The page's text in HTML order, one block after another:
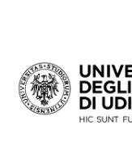
Passa al